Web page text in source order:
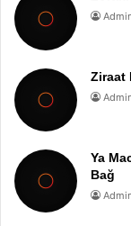
Ziraat
Ya
Bağ